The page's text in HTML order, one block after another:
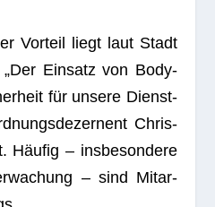
Vor­teil liegt laut Stadt
Ein­satz von Body­
für unsere Dienst­
Chris­
Häu­fig – ins­be­son­dere
– sind Mit­ar­